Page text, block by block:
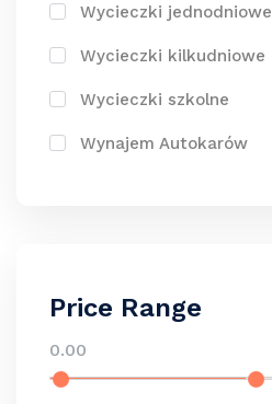
Wycieczki jednodniowe
Wycieczki kilkudniowe
Wycieczki szkolne
Wynajem Autokarów
Price Range
0.00